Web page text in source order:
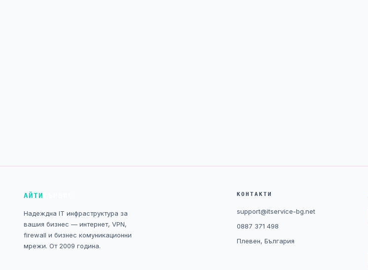
АЙТИ
Надеждна IT инфраструктура за
вашия бизнес — интернет, VPN,
firewall и бизнес комуникационни
мрежи. От 2009 година.
КОНТАКТИ
support@itservice-bg.net
0887 371 498
Плевен, България